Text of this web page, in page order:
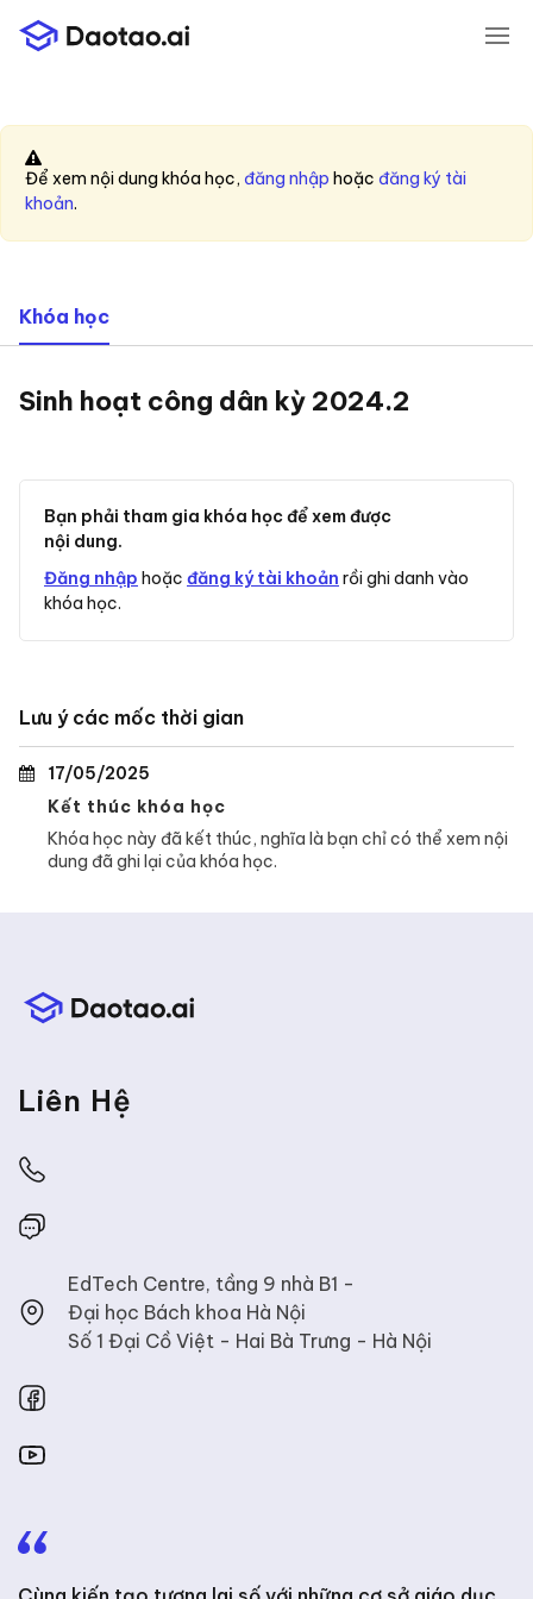
Để xem nội dung khóa học, đăng nhập hoặc đăng ký tài
khoản.
Khóa học, vị trí hiện tại
Sinh hoạt công dân kỳ 2024.2
Bạn phải tham gia khóa học để xem được
nội dung.
Đăng nhập hoặc đăng ký tài khoản rồi ghi danh vào
khóa học.
Lưu ý các mốc thời gian
17/05/2025
Kết thúc khóa học
Khóa học này đã kết thúc, nghĩa là bạn chỉ có thể xem nội
dung đã ghi lại của khóa học.
Liên Hệ
EdTech Centre, tầng 9 nhà B1 -
Đại học Bách khoa Hà Nội
Số 1 Đại Cồ Việt - Hai Bà Trưng - Hà Nội